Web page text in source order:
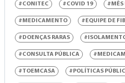
#CONITEC #COVID 19 #MÊS
#MEDICAMENTO #EQUIPE DE
#DOENÇAS RARAS
#CONSULTA PÚBLICA
#TOEMCASA #POLÍTICAS